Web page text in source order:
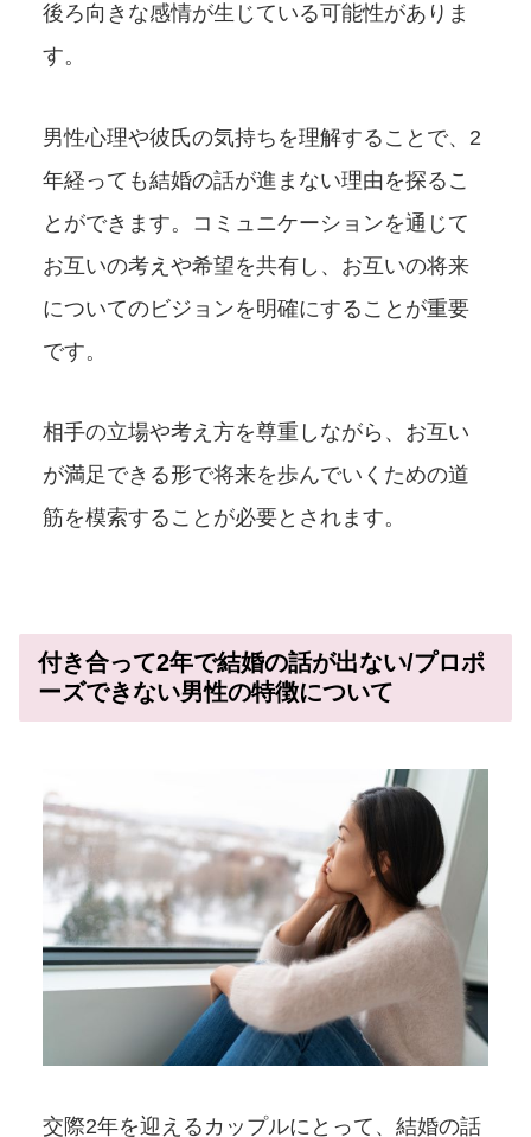
後ろ向きな感情が生じている可能性がありま
す。
男性心理や彼氏の気持ちを理解することで、2
年経っても結婚の話が進まない理由を探るこ
とができます。コミュニケーションを通じて
お互いの考えや希望を共有し、お互いの将来
についてのビジョンを明確にすることが重要
です。
相手の立場や考え方を尊重しながら、お互い
が満足できる形で将来を歩んでいくための道
筋を模索することが必要とされます。
付き合って2年で結婚の話が出ない/プロポ
ーズできない男性の特徴について
交際2年を迎えるカップルにとって、結婚の話